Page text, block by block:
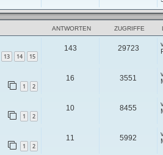
ANTWORTEN ZUGRIFFE
13 14 15
143 29723
1 2
16 3551
1 2
10 8455
1 2
11 5992